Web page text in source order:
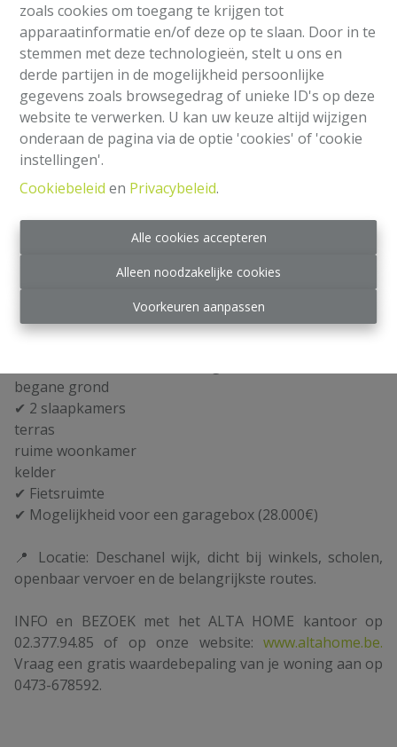
zoals cookies om toegang te krijgen tot
apparaatinformatie en/of deze op te slaan. Door in te
stemmen met deze technologieën, stelt u ons en
derde partijen in de mogelijkheid persoonlijke
gegevens zoals browsegedrag of unieke ID's op deze
website te verwerken. U kan uw keuze altijd wijzigen
onderaan de pagina via de optie 'cookies' of 'cookie
instellingen'.
Cookiebeleid en Privacybeleid.
Alle cookies accepteren
Alleen noodzakelijke cookies
Voorkeuren aanpassen
AANBRENGEN VAN 255.000€ Wijk Deschanel -
Schaarbeek | Appartement met 2 slaapkamers en
terras (gelijkvloers)
Gelegen in de gewilde wijk Deschanel in Schaarbeek,
mooi appartement met 2 slaapkamers op de begane
grond van een goed onderhouden gebouw, met een
functionele indeling en een aangename leefomgeving.
Het omvat
Inkomhal die leidt naar een lichte woonkamer van 30
m², een ingerichte keuken en een nachthal.
Deze laatste leidt naar een badkamer, een apart toilet
en twee slaapkamers, elk met directe toegang tot een
klein terras van 5 m², ideaal voor een rustige
buitenruimte. Het gebouw heeft een fietsenberging.
Een garageplaats is beschikbaar tegen een meerprijs
begane grond
✔ 2 slaapkamers
terras
ruime woonkamer
kelder
✔ Fietsruimte
✔ Mogelijkheid voor een garagebox (28.000€)
📍 Locatie: Deschanel wijk, dicht bij winkels, scholen,
openbaar vervoer en de belangrijkste routes.
INFO en BEZOEK met het ALTA HOME kantoor op
02.377.94.85 of op onze website: www.altahome.be.
Vraag een gratis waardebepaling van je woning aan op
0473-678592.